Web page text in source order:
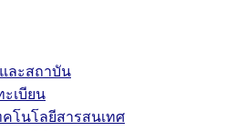
ละสถาบัน
เบียน
โนโลยีสารสนเทศ